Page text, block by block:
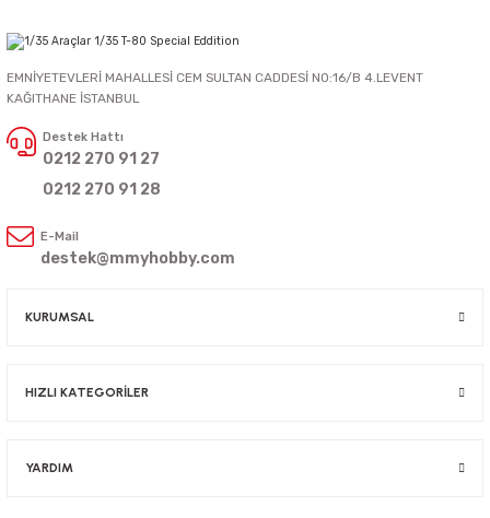
EMNİYETEVLERİ MAHALLESİ CEM SULTAN CADDESİ NO:16/B 4.LEVENT
KAĞITHANE İSTANBUL
Destek Hattı
0212 270 91 27
0212 270 91 28
E-Mail
destek@mmyhobby.com
KURUMSAL
HIZLI KATEGORİLER
YARDIM